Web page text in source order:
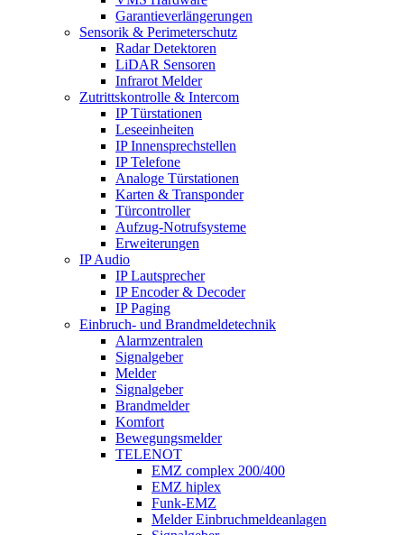
Garantieverlängerungen
Sensorik & Perimeterschutz
Radar Detektoren
LiDAR Sensoren
Infrarot Melder
Zutrittskontrolle & Intercom
IP Türstationen
Leseeinheiten
IP Innensprechstellen
IP Telefone
Analoge Türstationen
Karten & Transponder
Türcontroller
Aufzug-Notrufsysteme
Erweiterungen
IP Audio
IP Lautsprecher
IP Encoder & Decoder
IP Paging
Einbruch- und Brandmeldetechnik
Alarmzentralen
Signalgeber
Melder
Signalgeber
Brandmelder
Komfort
Bewegungsmelder
TELENOT
EMZ complex 200/400
EMZ hiplex
Funk-EMZ
Melder Einbruchmeldeanlagen